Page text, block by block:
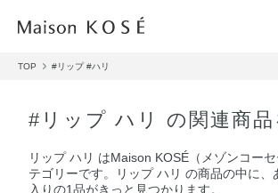
TOP #リップ #ハリ
#リップ ハリ の関連商品
リップ ハリ はMaison KOSÉ（メゾンコー
テゴリーです。リップ ハリ の商品の中に、
入りの1品がきっと見つかります。